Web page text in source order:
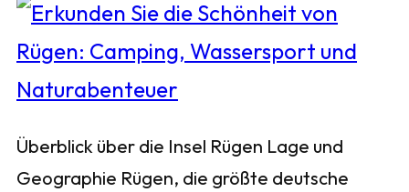
Überblick über die Insel Rügen Lage und
Geographie Rügen, die größte deutsche